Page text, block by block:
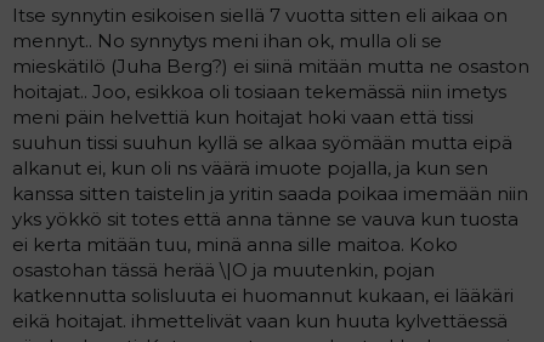
Itse synnytin esikoisen siellä 7 vuotta sitten eli aikaa on
mennyt.. No synnytys meni ihan ok, mulla oli se
mieskätilö (Juha Berg?) ei siinä mitään mutta ne osaston
hoitajat.. Joo, esikkoa oli tosiaan tekemässä niin imetys
meni päin helvettiä kun hoitajat hoki vaan että tissi
suuhun tissi suuhun kyllä se alkaa syömään mutta eipä
alkanut ei, kun oli ns väärä imuote pojalla, ja kun sen
kanssa sitten taistelin ja yritin saada poikaa imemään niin
yks yökkö sit totes että anna tänne se vauva kun tuosta
ei kerta mitään tuu, minä anna sille maitoa. Koko
osastohan tässä herää \|O ja muutenkin, pojan
katkennutta solisluuta ei huomannut kukaan, ei lääkäri
eikä hoitajat. ihmettelivät vaan kun huuta kylvettäessä